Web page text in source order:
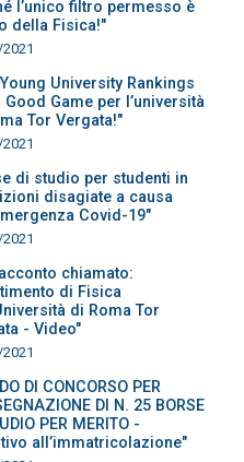
l’unico filtro permesso è
della Fisica!"
Young University Rankings
Good Game per l’università
Tor Vergata!"
di studio per studenti in
disagiate a causa
Covid-19"
chiamato:
di Fisica
di Roma Tor
- Video"
DI CONCORSO PER
DI N. 25 BORSE
PER MERITO -
all’immatricolazione"